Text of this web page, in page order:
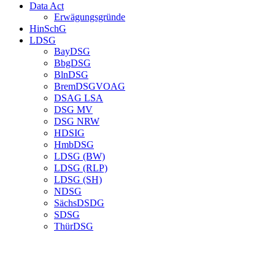
Data Act
Erwägungsgründe
HinSchG
LDSG
BayDSG
BbgDSG
BlnDSG
BremDSGVOAG
DSAG LSA
DSG MV
DSG NRW
HDSIG
HmbDSG
LDSG (BW)
LDSG (RLP)
LDSG (SH)
NDSG
SächsDSDG
SDSG
ThürDSG